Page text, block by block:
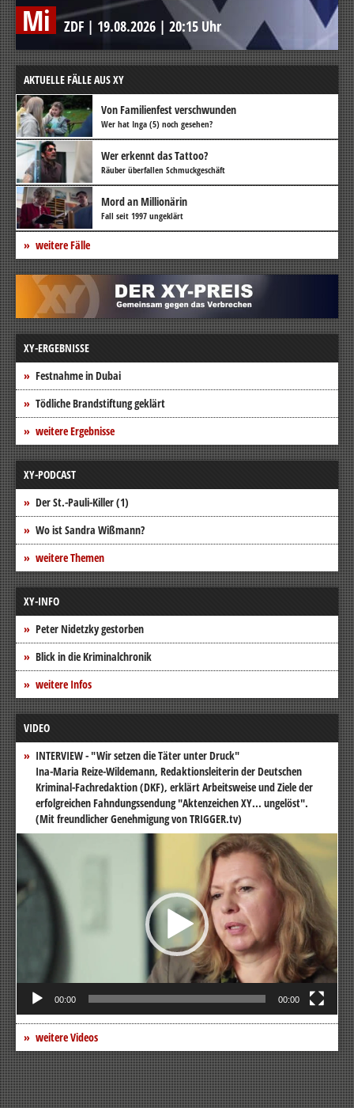
Mi ZDF | 19.08.2026 | 20:15 Uhr
AKTUELLE FÄLLE AUS XY
Von Familienfest verschwunden
Wer hat Inga (5) noch gesehen?
Wer erkennt das Tattoo?
Räuber überfallen Schmuckgeschäft
Mord an Millionärin
Fall seit 1997 ungeklärt
weitere Fälle
XY-ERGEBNISSE
Festnahme in Dubai
Tödliche Brandstiftung geklärt
weitere Ergebnisse
XY-PODCAST
Der St.-Pauli-Killer (1)
Wo ist Sandra Wißmann?
weitere Themen
XY-INFO
Peter Nidetzky gestorben
Blick in die Kriminalchronik
weitere Infos
VIDEO
INTERVIEW - "Wir setzen die Täter unter Druck"
Ina-Maria Reize-Wildemann, Redaktionsleiterin der Deutschen
Kriminal-Fachredaktion (DKF), erklärt Arbeitsweise und Ziele der
erfolgreichen Fahndungssendung "Aktenzeichen XY... ungelöst".
(Mit freundlicher Genehmigung von TRIGGER.tv)
Video-
Player
00:00 00:00
weitere Videos